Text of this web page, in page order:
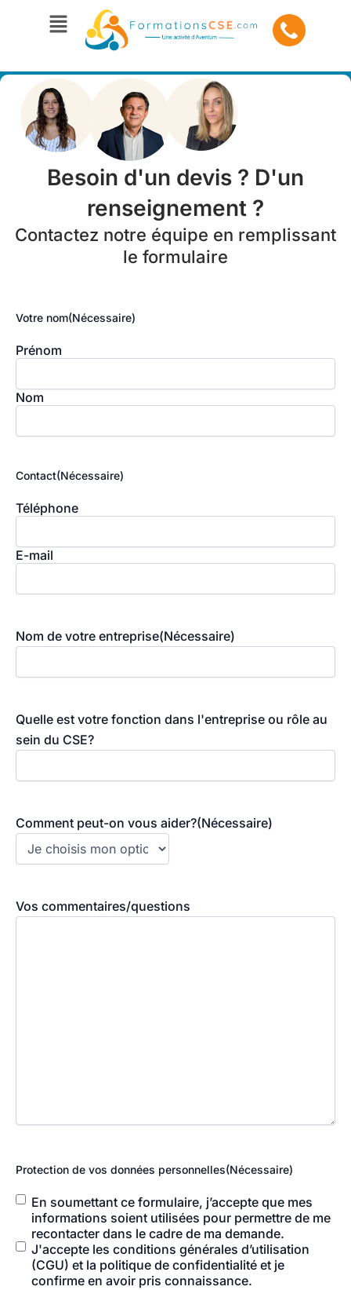
Menu
Besoin d'un devis ? D'un
renseignement ?
Contactez notre équipe en remplissant
le formulaire
Votre nom(Nécessaire)
Prénom
Nom
Contact(Nécessaire)
Téléphone
E-mail
Nom de votre entreprise(Nécessaire)
Quelle est votre fonction dans l'entreprise ou rôle au
sein du CSE?
Comment peut-on vous aider?(Nécessaire)
Vos commentaires/questions
Protection de vos données personnelles(Nécessaire)
En soumettant ce formulaire, j’accepte que mes
informations soient utilisées pour permettre de me
recontacter dans le cadre de ma demande.
J'accepte les conditions générales d’utilisation
(CGU) et la politique de confidentialité et je
confirme en avoir pris connaissance.